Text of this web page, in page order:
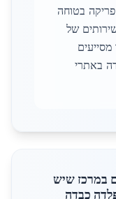
בטוחה
של
באתרי
במרכז שיש
כבדה